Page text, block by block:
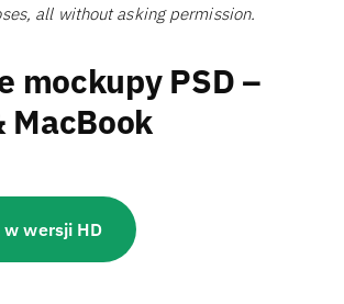
all without asking permission.
mockupy PSD –
MacBook
wersji HD